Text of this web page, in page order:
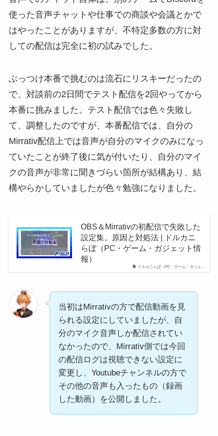
使った音声チャットや仕事での商談や会議とかで
はやったことがありますが、不特定多数の方に対
しての配信は完全に初の試みでした。
ぶっつけ本番で挑むのは流石にリスキーだったの
で、対談前の2日間でテスト配信を2回やってから
本番に挑みました。テスト配信では色々失敗し
て、調整したのですが、本番配信では、自分の
Mirrativ配信上では音声が自分のマイクのみになっ
ていたことが終了後に気が付いたり、自分のマイ
クの音声が非常に聞きづらい箇所が結構あり、結
構やらかしていましたが色々勉強になりました。
ドルカニらぼ（PC・ゲーム・ガジェ…
OBS＆Mirrativの初配信で失敗した
設定集。原因と対処法 | ドルカニ
らぼ（PC・ゲーム・ガジェット情
報）
当初はMirrativの方で配信動画を見
られる設定にしていましたが、自
分のマイク音声しか配信されてい
なかったので、Mirrativ側では今回
の配信ログは視聴できない設定に
変更し、Youtubeチャンネルの方で
その他の音声も入ったもの（録画
した動画）を公開しました。